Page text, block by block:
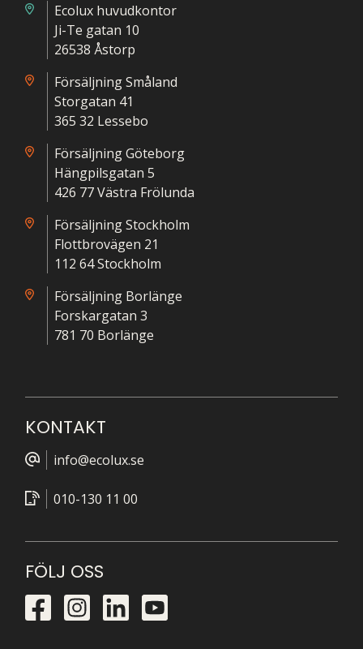
Ecolux huvudkontor
Ji-Te gatan 10
26538 Åstorp
Försäljning Småland
Storgatan 41
365 32 Lessebo
Försäljning Göteborg
Hängpilsgatan 5
426 77 Västra Frölunda
Försäljning Stockholm
Flottbrovägen 21
112 64 Stockholm
Försäljning Borlänge
Forskargatan 3
781 70 Borlänge
KONTAKT
info@ecolux.se
010-130 11 00
FÖLJ OSS